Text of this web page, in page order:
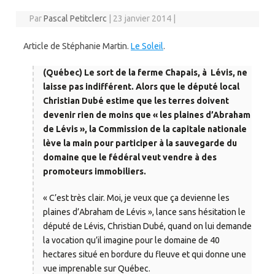
ParPascal Petitclerc 23 janvier 2014
Article de Stéphanie Martin. Le Soleil.
(Québec) Le sort de la ferme Chapais, à Lévis, ne
laisse pas indifférent. Alors que le député local
Christian Dubé estime que les terres doivent
devenir rien de moins que « les plaines d’Abraham
de Lévis », la Commission de la capitale nationale
lève la main pour participer à la sauvegarde du
domaine que le fédéral veut vendre à des
promoteurs immobiliers.
« C’est très clair. Moi, je veux que ça devienne les
plaines d’Abraham de Lévis », lance sans hésitation le
député de Lévis, Christian Dubé, quand on lui demande
la vocation qu’il imagine pour le domaine de 40
hectares situé en bordure du fleuve et qui donne une
vue imprenable sur Québec.